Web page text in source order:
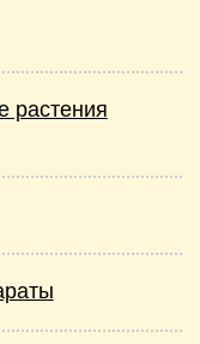
растения